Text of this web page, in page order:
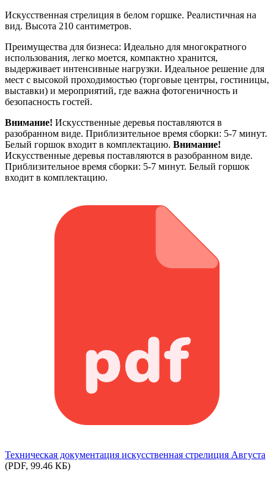
Искусственная стрелиция в белом горшке. Реалистичная на
вид. Высота 210 сантиметров.
Преимущества для бизнеса: Идеально для многократного
использования, легко моется, компактно хранится,
выдерживает интенсивные нагрузки. Идеальное решение для
мест с высокой проходимостью (торговые центры, гостиницы,
выставки) и мероприятий, где важна фотогеничность и
безопасность гостей.
Внимание! Искусственные деревья поставляются в
разобранном виде. Приблизительное время сборки: 5-7 минут.
Белый горшок входит в комплектацию. Внимание!
Искусственные деревья поставляются в разобранном виде.
Приблизительное время сборки: 5-7 минут. Белый горшок
входит в комплектацию.
Техническая документация искусственная стрелиция Августа
(PDF, 99.46 КБ)